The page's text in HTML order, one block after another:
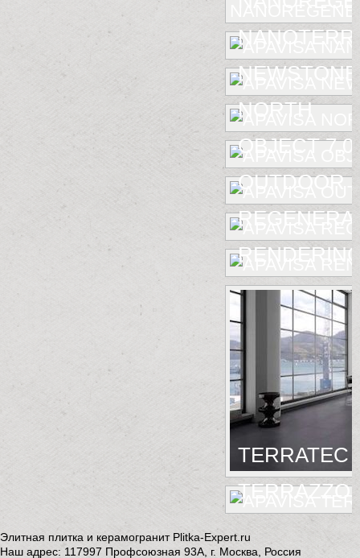
NEWSTONE
NORTH
OBJECT 7.0
OUTDOOR
TERRATEC
TERRAZZO
Элитная плитка и керамогранит Plitka-Expert.ru
Наш адрес: 117997 Профсоюзная 93А г. Москва Россия